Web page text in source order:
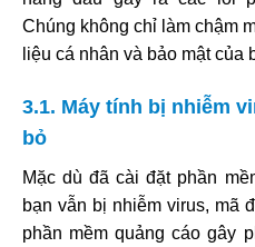
Chúng không chỉ làm chậm
liệu cá nhân và bảo mật của
3.1. Máy tính bị nhiễm
bỏ
Mặc dù đã cài đặt phần
bạn vẫn bị nhiễm virus, mã
phần mềm quảng cáo gây